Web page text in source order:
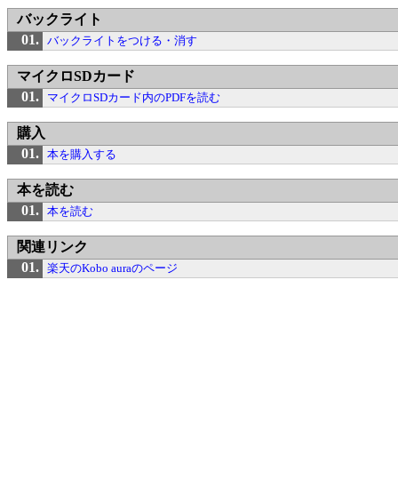
バックライト
バックライトをつける・消す
マイクロSDカード
マイクロSDカード内のPDFを読む
購入
本を購入する
本を読む
本を読む
関連リンク
楽天のKobo auraのページ